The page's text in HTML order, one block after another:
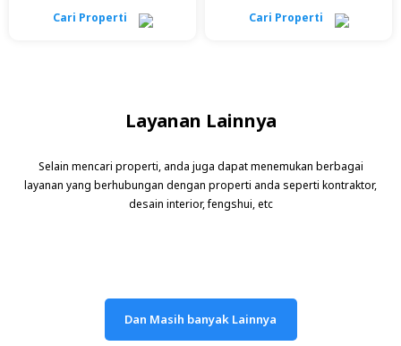
Cari Properti Cari Properti
Layanan Lainnya
Selain mencari properti, anda juga dapat menemukan berbagai
layanan yang berhubungan dengan properti anda seperti kontraktor,
desain interior, fengshui, etc